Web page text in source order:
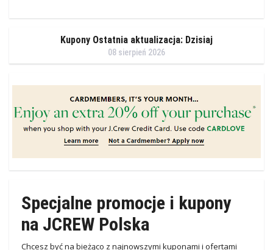
Kupony Ostatnia aktualizacja: Dzisiaj
08 sierpień 2026
Specjalne promocje i kupony
na JCREW Polska
Chcesz być na bieżąco z najnowszymi kuponami i ofertami